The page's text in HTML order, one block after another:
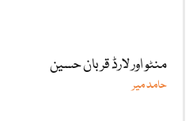
منٹو اور لارڈ قربان حسین
حامد میر